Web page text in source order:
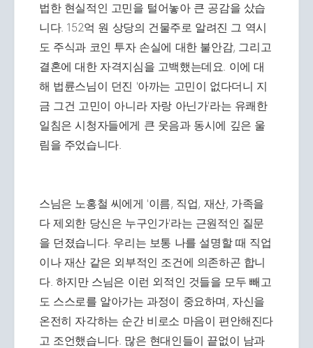
법한 현실적인 고민을 털어놓아 큰 공감을 샀습
니다. 152억 원 상당의 건물주로 알려진 그 역시
도 주식과 코인 투자 손실에 대한 불안감, 그리고
결혼에 대한 자격지심을 고백했는데요. 이에 대
해 법륜스님이 던진 '아까는 고민이 없다더니 지
금 그건 고민이 아니라 자랑 아닌가'라는 유쾌한
일침은 시청자들에게 큰 웃음과 동시에 깊은 울
림을 주었습니다.
스님은 노홍철 씨에게 '이름, 직업, 재산, 가족을
다 제외한 당신은 누구인가'라는 근원적인 질문
을 던졌습니다. 우리는 보통 나를 설명할 때 직업
이나 재산 같은 외부적인 조건에 의존하곤 합니
다. 하지만 스님은 이런 외적인 것들을 모두 빼고
도 스스로를 알아가는 과정이 중요하며, 자신을
온전히 자각하는 순간 비로소 마음이 편안해진다
고 조언했습니다. 많은 현대인들이 끝없이 남과